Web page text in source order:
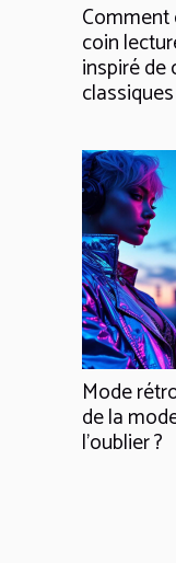
Comment
coin
inspiré de
Mode
de la
l'oublier ?